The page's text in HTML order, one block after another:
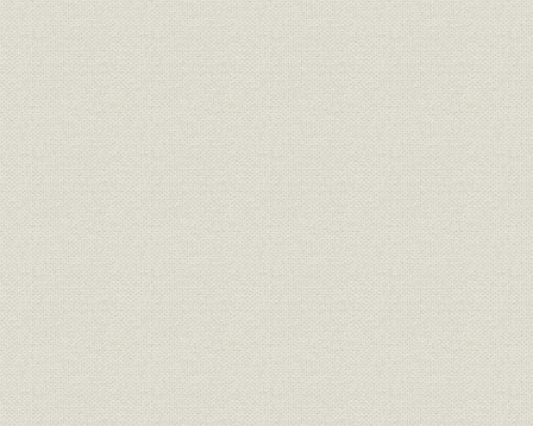
第2章 戦中・戦後の発展 1937(昭和12)-1953(昭和28)年
1. 国内製薬工業の発展とスルファミンの開発
日中戦争と製薬業の発展
サルファ剤の登場
万有製薬のサルファ剤「ポンジール」の開発
「ユーロン」(2基スルファミン)の開発と販売
2. 海外向け輸出の増大と中国大陸での諸事業
輸出の急増
中国での製薬事業構想